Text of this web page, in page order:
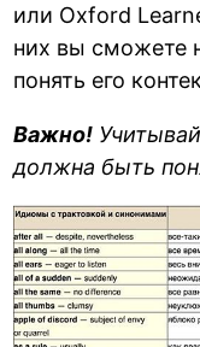
или Oxford
них вы сможете
понять его
Важно!
должна быть